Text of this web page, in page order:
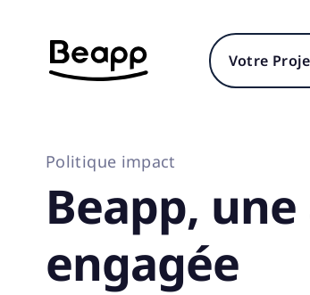
Votre
Politique impact
Beapp,
engagée